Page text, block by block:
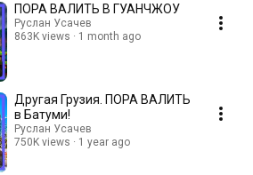
ПОРА ВАЛИТЬ В ГУАНЧЖОУ
Руслан Усачев
863K views
1 month ago
Другая Грузия. ПОРА ВАЛИТЬ
в Батуми!
Руслан Усачев
750K views
1 year ago